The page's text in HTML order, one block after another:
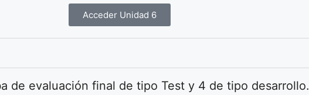
Acceder Unidad 6
de evaluación final de tipo Test y 4 de tipo desarrollo.